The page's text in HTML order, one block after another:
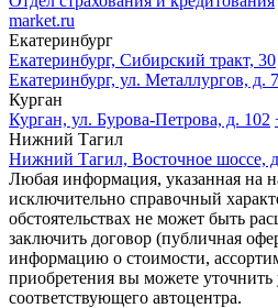
market.ru
Екатеринбург
Екатеринбург, Сибирский тракт, 30
Екатеринбург, ул. Металлургов, д.
Курган
Курган, ул. Бурова-Петрова, д. 102
Нижний Тагил
Нижний Тагил, Восточное шоссе,
Любая информация, указанная на
исключительно справочный
обстоятельствах не может быть
заключить договор (публичная
информацию о стоимости,
приобретения вы можете
соответствующего автоцентра.